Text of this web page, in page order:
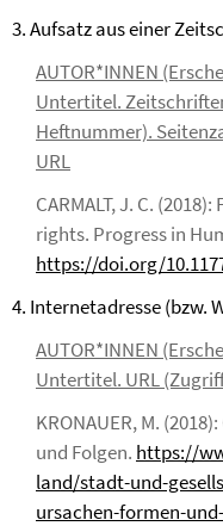
3. Aufsatz aus einer
AUTOR*INNEN
Untertitel.
Heftnummer).
URL
CARMALT, J. C.
rights. Progress in
https://doi.org/
4. Internetadresse (bzw.
AUTOR*INNEN
Untertitel. URL
KRONAUER, M.
und Folgen. https://
land/stadt-und-
ursachen-formen-